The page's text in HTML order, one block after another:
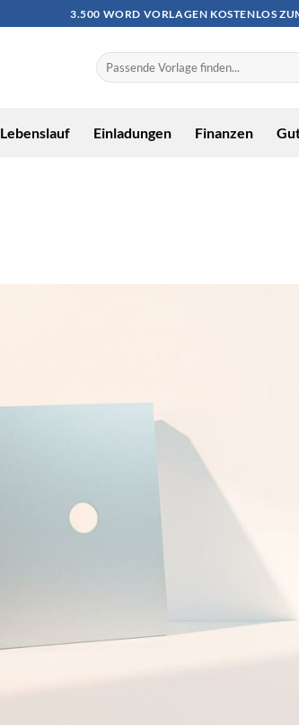
3.500 WORD VORLAGEN KOSTENLOS
Lebenslauf Einladungen Finanzen